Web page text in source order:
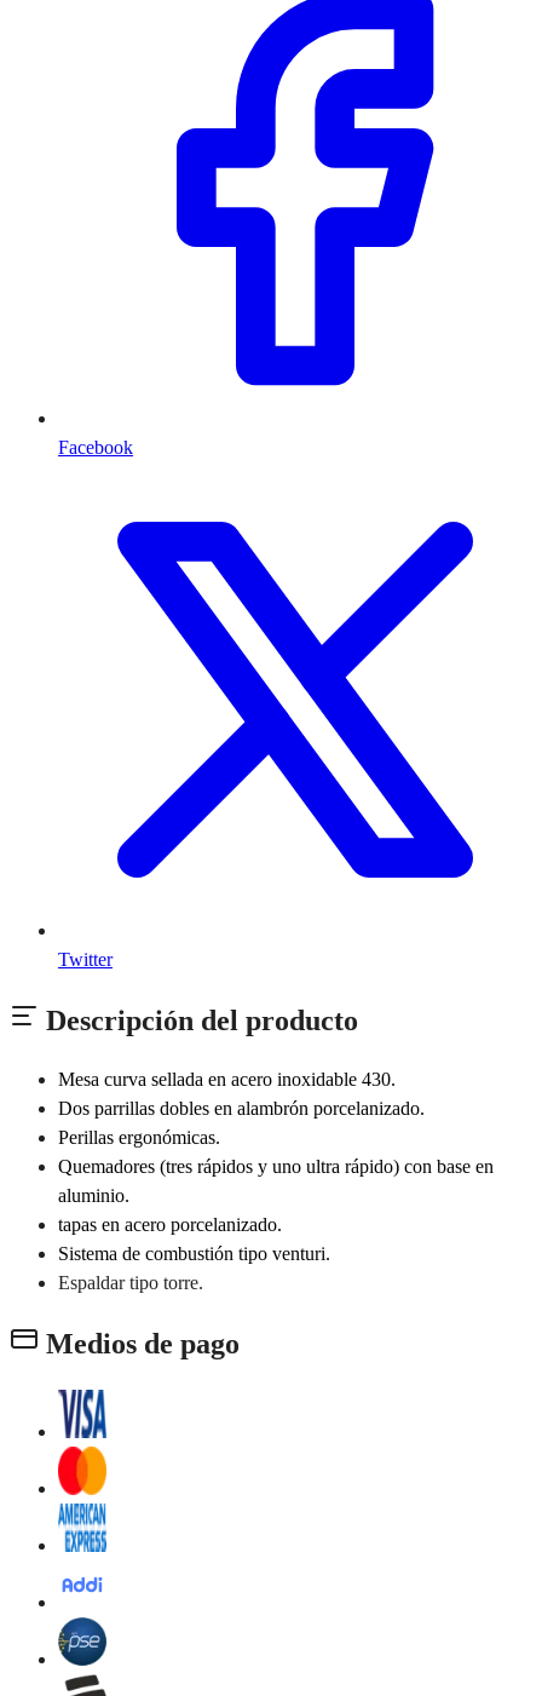
Facebook
Twitter
Descripción del producto
Mesa curva sellada en acero inoxidable 430.
Dos parrillas dobles en alambrón porcelanizado.
Perillas ergonómicas.
Quemadores (tres rápidos y uno ultra rápido) con base en
aluminio.
tapas en acero porcelanizado.
Sistema de combustión tipo venturi.
Espaldar tipo torre.
Medios de pago